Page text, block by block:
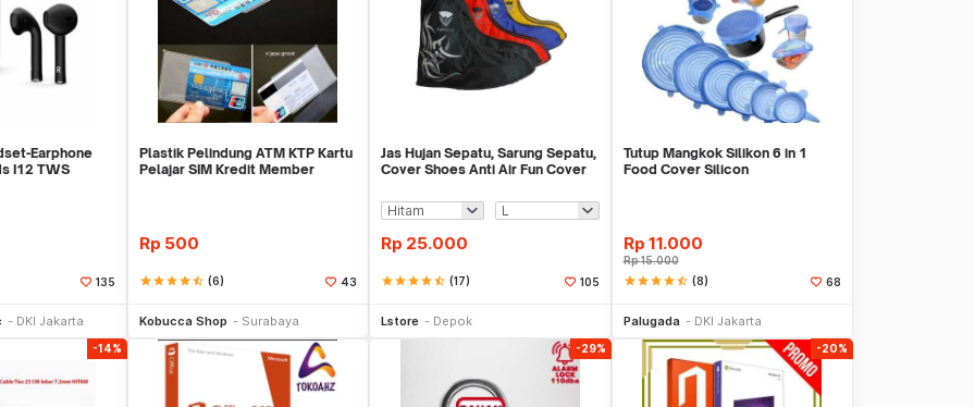
Earphone
I12 TWS
135
DKI Jakarta
Plastik Pelindung ATM KTP Kartu
Pelajar SIM Kredit Member
Rp 500
starstarstarstarstar_half (6) 43
Kobucca Shop Surabaya
Jas Hujan Sepatu, Sarung Sepatu,
Cover Shoes Anti Air Fun Cover
Rp 25.000
starstarstarstarstar_half (17) 105
Lstore Depok
Tutup Mangkok Silikon 6 in 1
Food Cover Silicon
Rp 11.000
Rp15.000
starstarstarstarstar_half (8) 68
Palugada DKI Jakarta
-14% -29% -20%